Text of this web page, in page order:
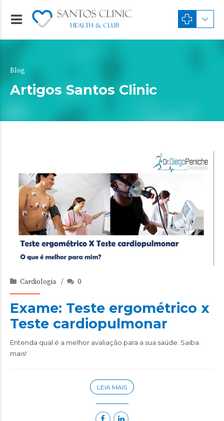
Blog
Artigos Santos Clinic
Cardiologia 0
Exame: Teste ergométrico x
Teste cardiopulmonar
Entenda qual é a melhor avaliação para a sua saúde. Saiba
mais!
LEIA MAIS